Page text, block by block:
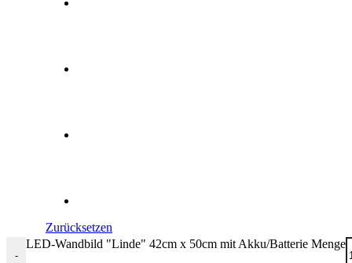
Zurücksetzen
-
LED-Wandbild "Linde" 42cm x 50cm mit Akku/Batterie Menge